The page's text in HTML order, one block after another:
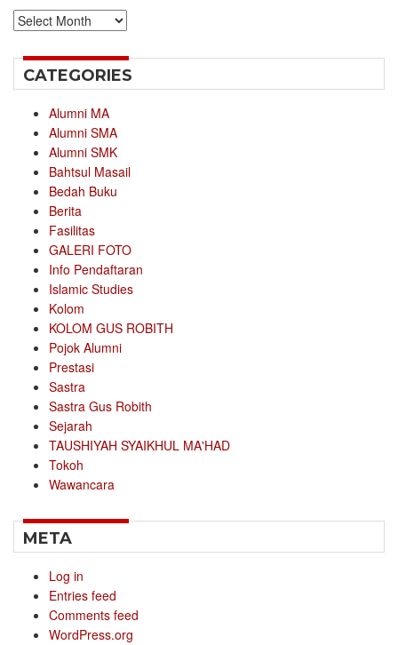
Archives
CATEGORIES
Alumni MA
Alumni SMA
Alumni SMK
Bahtsul Masail
Bedah Buku
Berita
Fasilitas
GALERI FOTO
Info Pendaftaran
Islamic Studies
Kolom
KOLOM GUS ROBITH
Pojok Alumni
Prestasi
Sastra
Sastra Gus Robith
Sejarah
TAUSHIYAH SYAIKHUL MA'HAD
Tokoh
Wawancara
META
Log in
Entries feed
Comments feed
WordPress.org